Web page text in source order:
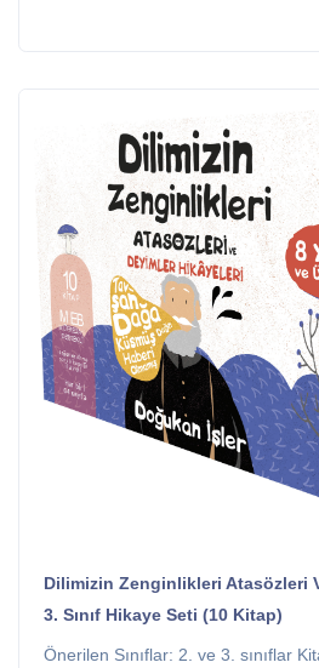
Dilimizin Zenginlikleri Atasözleri
3. Sınıf Hikaye Seti (10 Kitap)
Önerilen Sınıflar: 2. ve 3. sınıflar